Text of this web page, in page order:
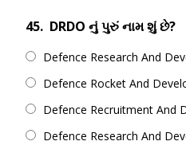
45. DRDO નું પુરું નામ શું છે?
Defence Research And
Defence Rocket And
Defence Recruitment And
Defence Research And